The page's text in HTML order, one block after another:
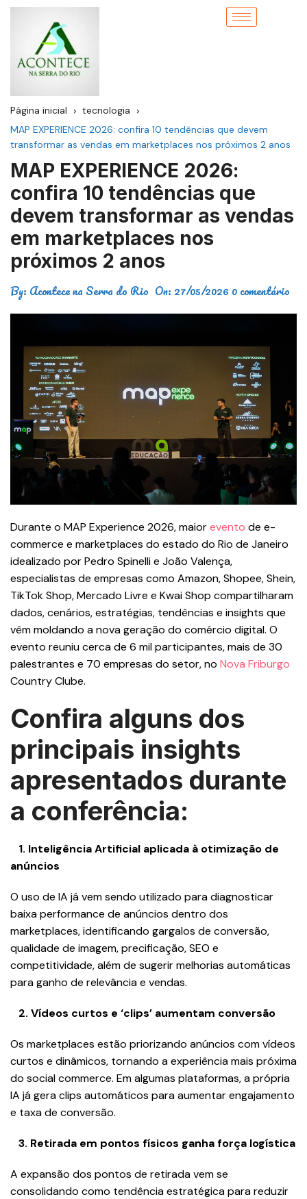
Página inicial
tecnologia
MAP EXPERIENCE 2026: confira 10 tendências que devem
transformar as vendas em marketplaces nos próximos 2 anos
MAP EXPERIENCE 2026:
confira 10 tendências que
devem transformar as vendas
em marketplaces nos
próximos 2 anos
By: Acontece na Serra do Rio On: 27/05/20260 comentário
Durante o MAP Experience 2026, maiorevento de e-
commerce e marketplaces do estado do Rio de Janeiro
idealizado por Pedro Spinelli e João Valença,
especialistas de empresas como Amazon, Shopee, Shein,
TikTok Shop, Mercado Livre e Kwai Shop compartilharam
dados, cenários, estratégias, tendências e insights que
vêm moldando a nova geração do comércio digital. O
evento reuniu cerca de 6 mil participantes, mais de 30
palestrantes e 70 empresas do setor, no Nova Friburgo
Country Clube.
Confira alguns dos
principais insights
apresentados durante
a conferência:
1.⁠ ⁠Inteligência Artificial aplicada à otimização de
anúncios
O uso de IA já vem sendo utilizado para diagnosticar
baixa performance de anúncios dentro dos
marketplaces, identificando gargalos de conversão,
qualidade de imagem, precificação, SEO e
competitividade, além de sugerir melhorias automáticas
para ganho de relevância e vendas.
2.⁠ ⁠Vídeos curtos e ‘clips’ aumentam conversão
Os marketplaces estão priorizando anúncios com vídeos
curtos e dinâmicos, tornando a experiência mais próxima
do social commerce. Em algumas plataformas, a própria
IA já gera clips automáticos para aumentar engajamento
e taxa de conversão.
3.⁠ ⁠Retirada em pontos físicos ganha força logística
A expansão dos pontos de retirada vem se
consolidando como tendência estratégica para reduzir